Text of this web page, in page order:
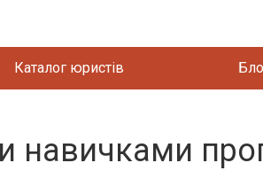
Каталог юристів
навичками